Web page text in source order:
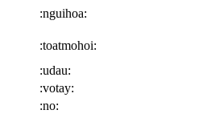
:nguihoa:
:toatmohoi:
:udau:
:votay:
:no: